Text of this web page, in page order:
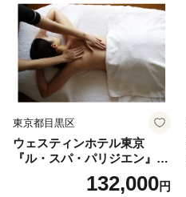
東京都目黒区
ウェスティンホテル東京
『ル・スパ・パリジエン』選
べるボディセラピー90分/1名
132,000円